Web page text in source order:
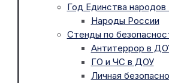
Год Единства
Народы России
Стенды по
Антитеррор в
ГО и ЧС в ДОУ
Личная